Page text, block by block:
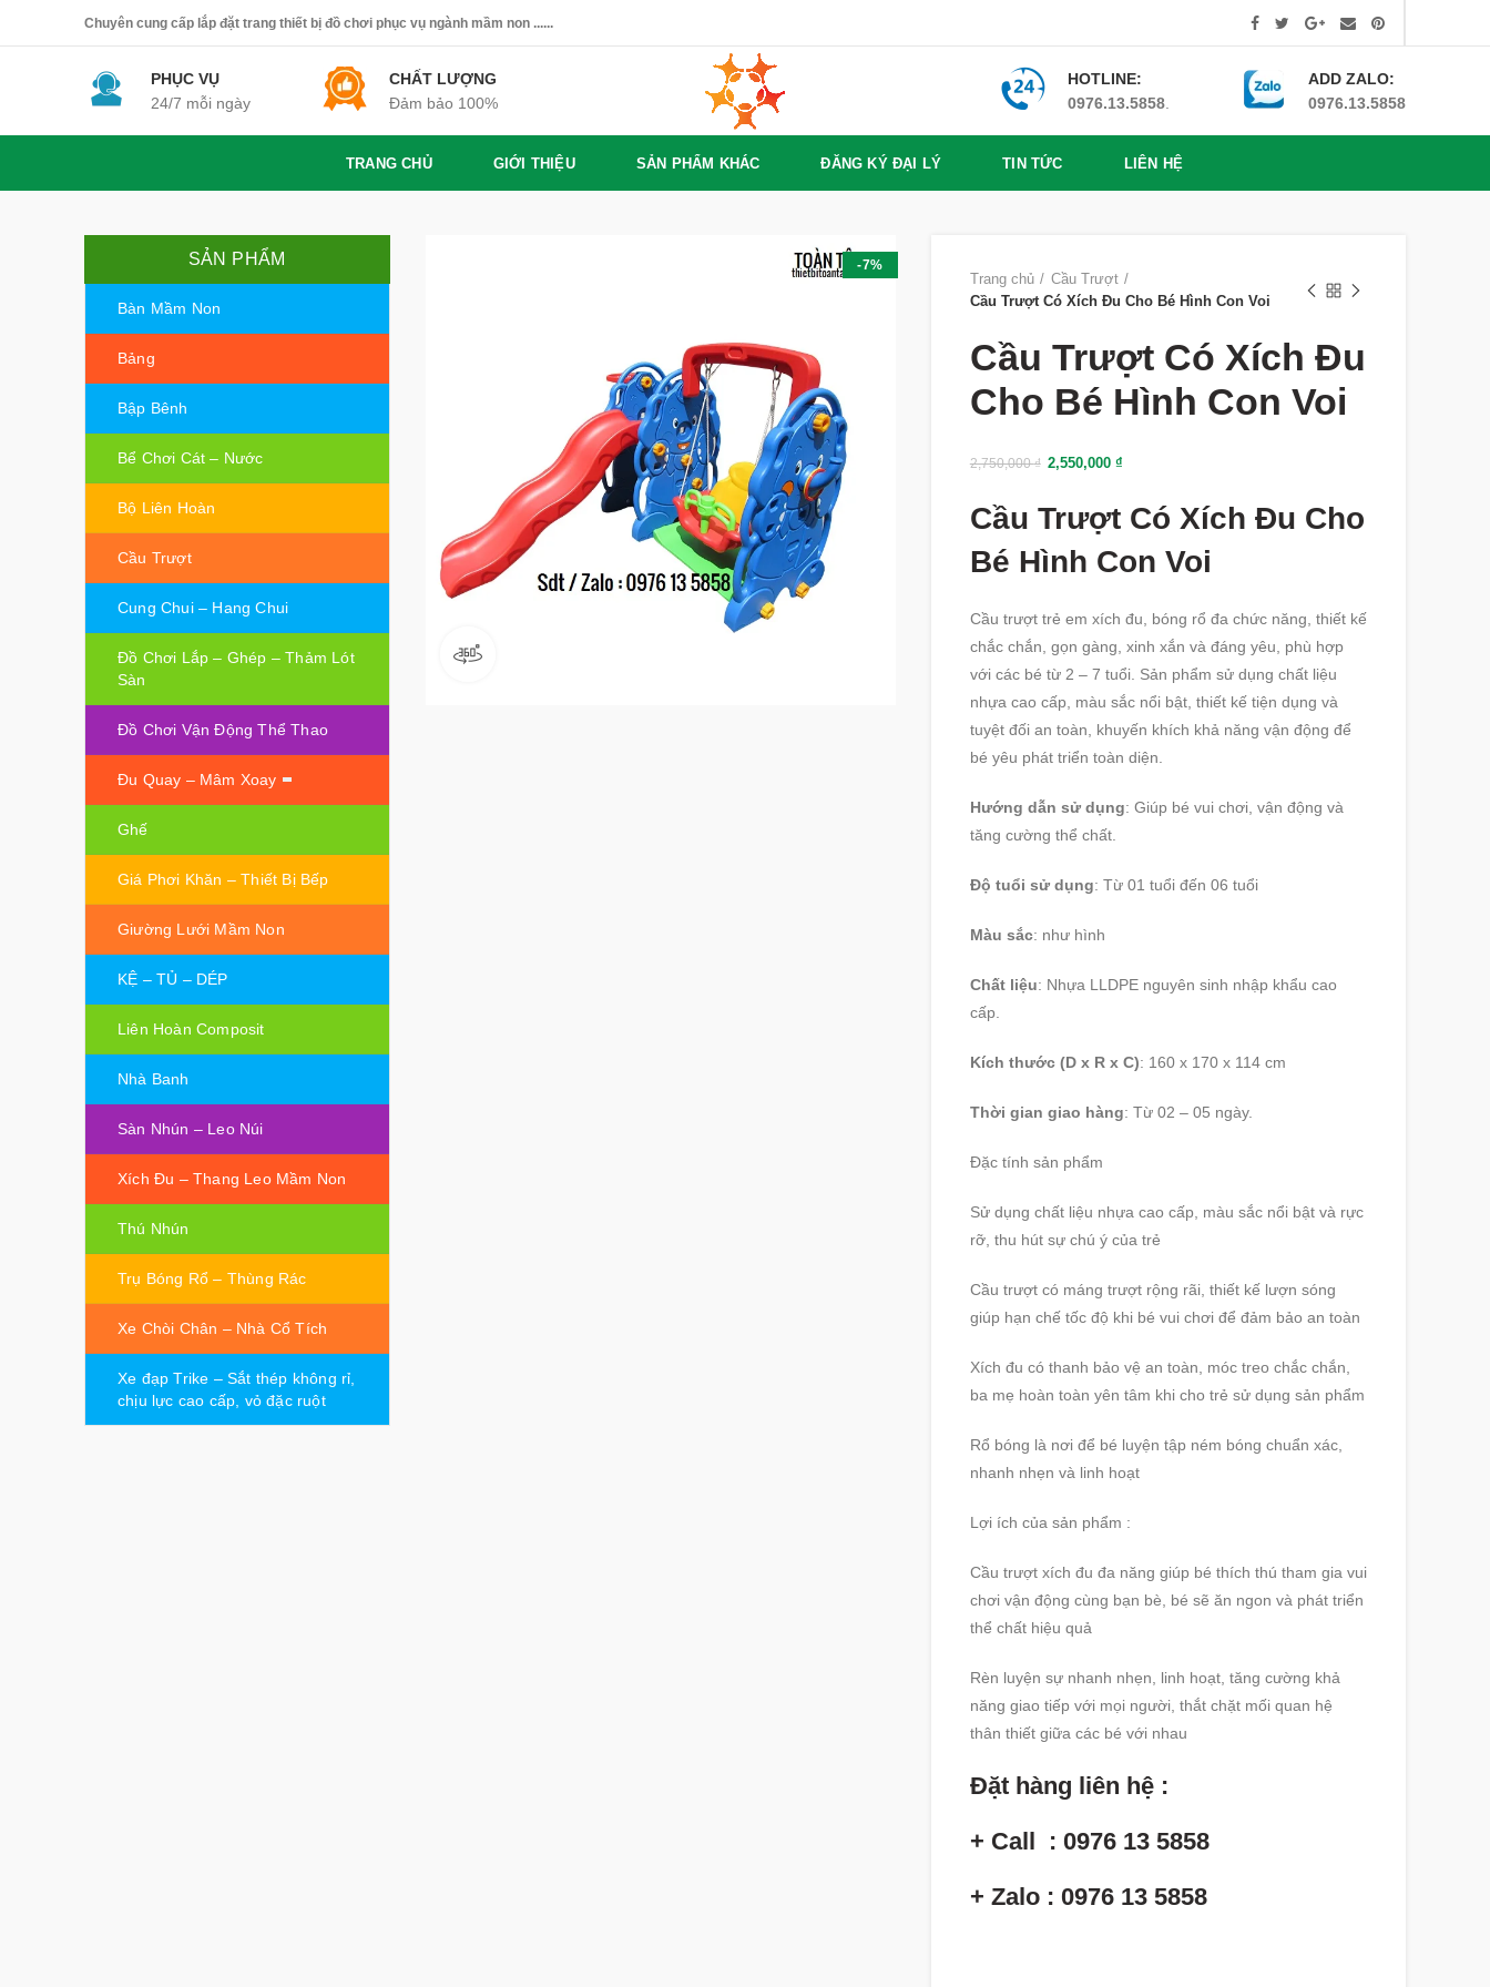
Chuyên cung cấp lắp đặt trang thiết bị đồ chơi phục vụ ngành mầm non ......
PHỤC VỤ
24/7 mỗi ngày
CHẤT LƯỢNG
Đảm bảo 100%
HOTLINE:
0976.13.5858
ADD ZALO:
0976.13.5858
TRANG CHỦ GIỚI THIỆU SẢN PHẨM KHÁC ĐĂNG KÝ ĐẠI LÝ TIN TỨC LIÊN HỆ
-7%
Trang chủ
Cầu Trượt
Cầu Trượt Có Xích Đu Cho Bé Hình Con Voi
Cầu Trượt Có Xích Đu
Cho Bé Hình Con Voi
2,750,000₫ 2,550,000 ₫
Cầu Trượt Có Xích Đu Cho
Bé Hình Con Voi
Cầu trượt trẻ em xích đu, bóng rổ đa chức năng, thiết kế
chắc chắn, gọn gàng, xinh xắn và đáng yêu, phù hợp
với các bé từ 2 – 7 tuổi. Sản phẩm sử dụng chất liệu
nhựa cao cấp, màu sắc nổi bật, thiết kế tiện dụng và
tuyệt đối an toàn, khuyến khích khả năng vận động để
bé yêu phát triển toàn diện.
Hướng dẫn sử dụng: Giúp bé vui chơi, vận động và
tăng cường thể chất.
Độ tuổi sử dụng: Từ 01 tuổi đến 06 tuổi
Màu sắc: như hình
Chất liệu: Nhựa LLDPE nguyên sinh nhập khẩu cao
cấp.
Kích thước (D x R x C): 160 x 170 x 114 cm
Thời gian giao hàng: Từ 02 – 05 ngày.
Đặc tính sản phẩm
Sử dụng chất liệu nhựa cao cấp, màu sắc nổi bật và rực
rỡ, thu hút sự chú ý của trẻ
Cầu trượt có máng trượt rộng rãi, thiết kế lượn sóng
giúp hạn chế tốc độ khi bé vui chơi để đảm bảo an toàn
Xích đu có thanh bảo vệ an toàn, móc treo chắc chắn,
ba mẹ hoàn toàn yên tâm khi cho trẻ sử dụng sản phẩm
Rổ bóng là nơi để bé luyện tập ném bóng chuẩn xác,
nhanh nhẹn và linh hoạt
Lợi ích của sản phẩm :
Cầu trượt xích đu đa năng giúp bé thích thú tham gia vui
chơi vận động cùng bạn bè, bé sẽ ăn ngon và phát triển
thể chất hiệu quả
Rèn luyện sự nhanh nhẹn, linh hoạt, tăng cường khả
năng giao tiếp với mọi người, thắt chặt mối quan hệ
thân thiết giữa các bé với nhau
Đặt hàng liên hệ :
+ Call : 0976 13 5858
+ Zalo : 0976 13 5858
SẢN PHẨM
Bàn Mầm Non
Bảng
Bập Bênh
Bể Chơi Cát – Nước
Bộ Liên Hoàn
Cầu Trượt
Cung Chui – Hang Chui
Đồ Chơi Lắp – Ghép – Thảm Lót
Sàn
Đồ Chơi Vận Động Thể Thao
Đu Quay – Mâm Xoay
Ghế
Giá Phơi Khăn – Thiết Bị Bếp
Giường Lưới Mầm Non
KỆ – TỦ – DÉP
Liên Hoàn Composit
Nhà Banh
Sàn Nhún – Leo Núi
Xích Đu – Thang Leo Mầm Non
Thú Nhún
Trụ Bóng Rổ – Thùng Rác
Xe Chòi Chân – Nhà Cổ Tích
Xe đạp Trike – Sắt thép không rỉ,
chịu lực cao cấp, vỏ đặc ruột